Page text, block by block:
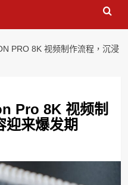
PRO 8K 视频制作流程，沉浸
Pro 8K 视频制
迎来爆发期